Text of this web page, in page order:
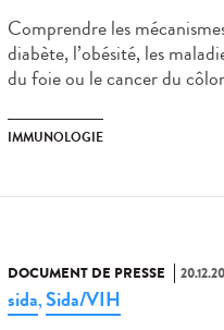
Comprendre les
diabète, l’obésité, les
du foie ou le cancer du
IMMUNOLOGIE
DOCUMENT DE PRESSE
sida,Sida/VIH